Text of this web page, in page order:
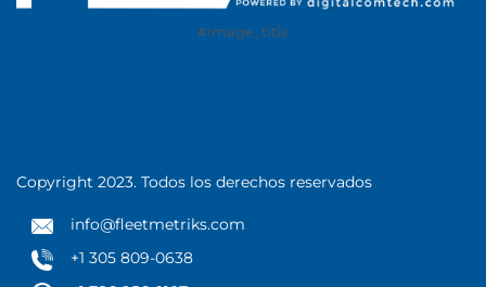
#image_title
Copyright 2023. Todos los derechos reservados
info@fleetmetriks.com
+1 305 809-0638